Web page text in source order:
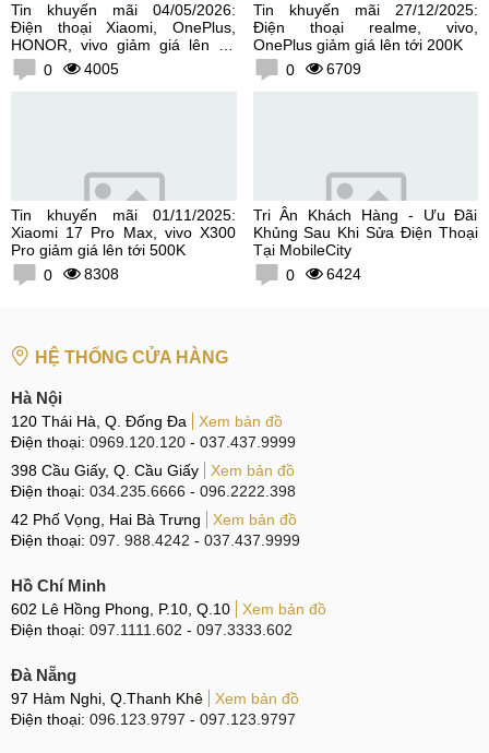
Tin khuyến mãi 04/05/2026:
Điện thoại Xiaomi, OnePlus,
HONOR, vivo giảm giá lên tới
300K0 4005
Tin khuyến mãi 27/12/2025:
Điện thoại realme, vivo,
OnePlus giảm giá lên tới 200K
0
6709
Tin khuyến mãi 01/11/2025:
Xiaomi 17 Pro Max, vivo X300
Pro giảm giá lên tới 500K
0
8308
Tri Ân Khách Hàng - Ưu Đãi
Khủng Sau Khi Sửa Điện Thoại
Tại MobileCity
0
6424
HỆ THỐNG CỬA HÀNG
Hà Nội
120 Thái Hà, Q. Đống Đa
Xem bản đồ
Điện thoại: 0969.120.120 - 037.437.9999
398 Cầu Giấy, Q. Cầu Giấy
Xem bản đồ
Điện thoại: 034.235.6666 - 096.2222.398
42 Phố Vọng, Hai Bà Trưng
Xem bản đồ
Điện thoại: 097. 988.4242 - 037.437.9999
Hồ Chí Minh
602 Lê Hồng Phong, P.10, Q.10
Xem bản đồ
Điện thoại: 097.1111.602 - 097.3333.602
Đà Nẵng
97 Hàm Nghi, Q.Thanh Khê
Xem bản đồ
Điện thoại: 096.123.9797 - 097.123.9797